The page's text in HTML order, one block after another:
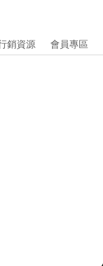
銷資源 會員專區